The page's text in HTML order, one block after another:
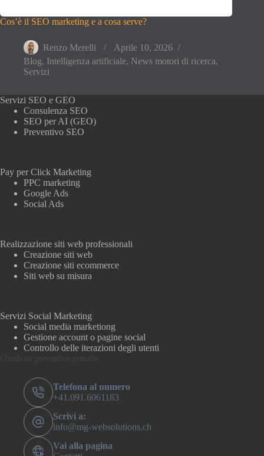
Cos’è il SEO marketing e a cosa serve?
Renzo Merelli
Aprile 10, 2026
Blog, Intelligenza artificiale, News motori di ricerca,
Servizi
Servizi SEO e GEO
Consulenza SEO
SEO per AI (GEO)
Preventivo SEO
Pay per Click Marketing
PPC marketing
Google Ads
Social Ads
Realizzazione siti web professionali
Creazione siti web
Creazione siti ecommerce
Siti web su misura
Servizi Social Marketing
Social media marketiong
Gestione account o pagine social
Controllo delle iterazioni degli utenti
Chiedi un preventivo gratuito
Telefona al numero
+41.091.6061183
Scrivi a:
info@mg-websolutions.ch
Vai alla pagina